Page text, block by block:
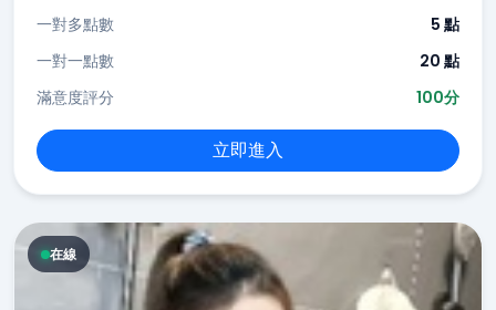
一對多點數
5 點
一對一點數
20 點
滿意度評分
100分
立即進入
在線